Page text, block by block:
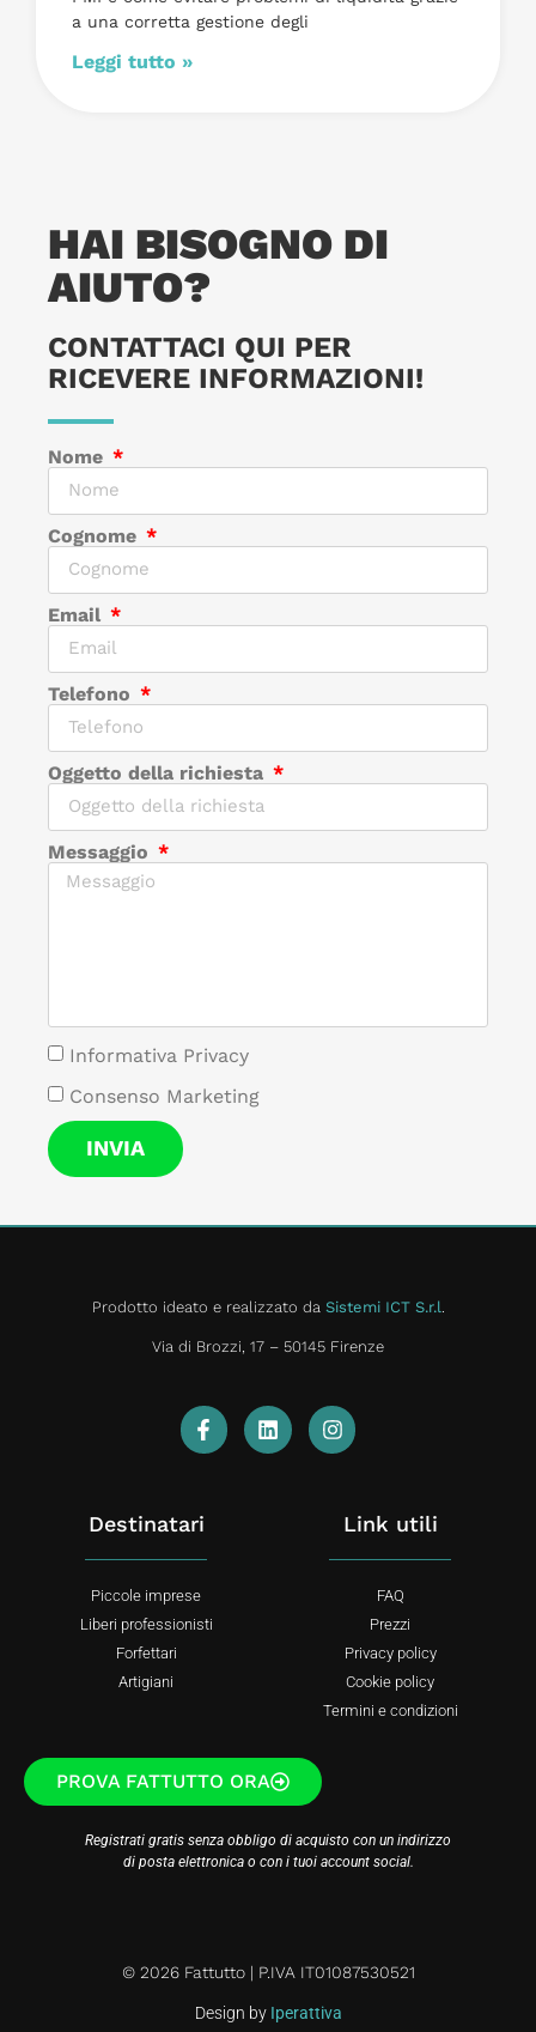
a una corretta gestione degli
Leggi tutto »
HAI BISOGNO DI
AIUTO?
CONTATTACI QUI PER
RICEVERE INFORMAZIONI!
Nome
Cognome
Email
Telefono
Oggetto della richiesta
Messaggio
Informativa Privacy
Consenso Marketing
INVIA
Prodotto ideato e realizzato da Sistemi ICT S.r.l
Via di Brozzi, 17 – 50145 Firenze
Destinatari
Piccole imprese
Liberi professionisti
Forfettari
Artigiani
Link utili
FAQ
Prezzi
Privacy policy
Cookie policy
Termini e condizioni
PROVA FATTUTTO ORA
Registrati gratis senza obbligo di acquisto con un indirizzo
di posta elettronica o con i tuoi account social.
© 2026 Fattutto | P.IVA IT01087530521
Design by Iperattiva